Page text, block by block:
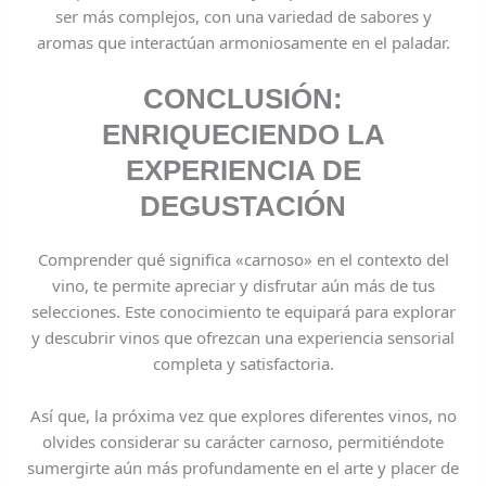
ser más complejos, con una variedad de sabores y
aromas que interactúan armoniosamente en el paladar.
CONCLUSIÓN:
ENRIQUECIENDO LA
EXPERIENCIA DE
DEGUSTACIÓN
Comprender qué significa «carnoso» en el contexto del
vino, te permite apreciar y disfrutar aún más de tus
selecciones. Este conocimiento te equipará para explorar
y descubrir vinos que ofrezcan una experiencia sensorial
completa y satisfactoria.
Así que, la próxima vez que explores diferentes vinos, no
olvides considerar su carácter carnoso, permitiéndote
sumergirte aún más profundamente en el arte y placer de